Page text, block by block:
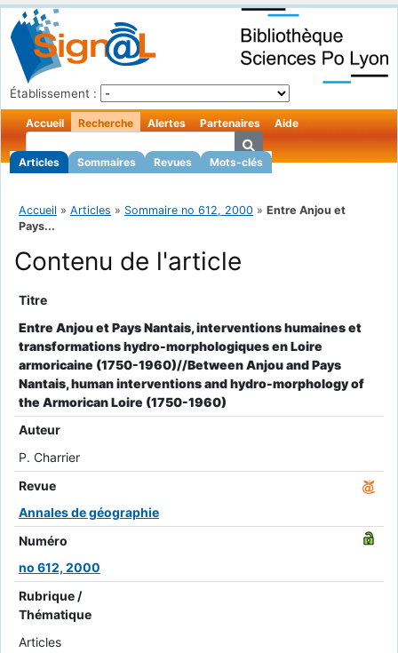
Établissement :
Accueil Recherche
Articles Sommaires Revues Mots-clés
Alertes Partenaires Aide
Accueil » Articles » Sommaire no 612, 2000 » Entre Anjou et
Pays...
Contenu de l'article
Titre
Entre Anjou et Pays Nantais, interventions humaines et
transformations hydro-morphologiques en Loire
armoricaine (1750-1960)//Between Anjou and Pays
Nantais, human interventions and hydro-morphology of
the Armorican Loire (1750-1960)
Auteur
P. Charrier
Revue
Annales de géographie
Numéro
no 612, 2000
Rubrique /
Thématique
Articles